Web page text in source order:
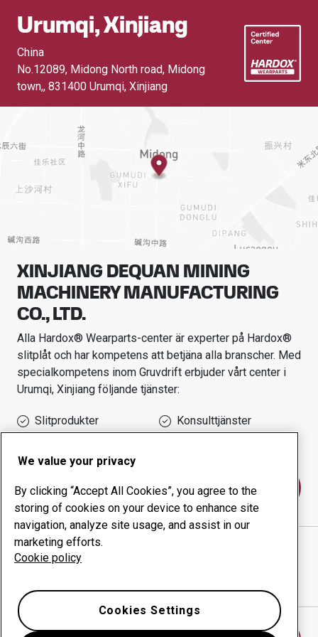
Urumqi, Xinjiang
China
No.12089, Midong North road, Midong
town,, 831400 Urumqi, Xinjiang
XINJIANG DEQUAN MINING
MACHINERY MANUFACTURING
CO., LTD.
Alla Hardox® Wearparts-center är experter på Hardox®
slitplåt och har kompetens att betjäna alla branscher. Med
specialkompetens inom Gruvdrift erbjuder vårt center i
Urumqi, Xinjiang följande tjänster:
Slitprodukter
Konsulttjänster
Kontakta oss
XINJIANG DEQUAN MINING MACHINERY
MANUFACTURING CO., LTD.
We value your privacy
By clicking “Accept All Cookies”, you agree to the
storing of cookies on your device to enhance site
navigation, analyze site usage, and assist in our
marketing efforts.
Cookie policy
Cookies Settings